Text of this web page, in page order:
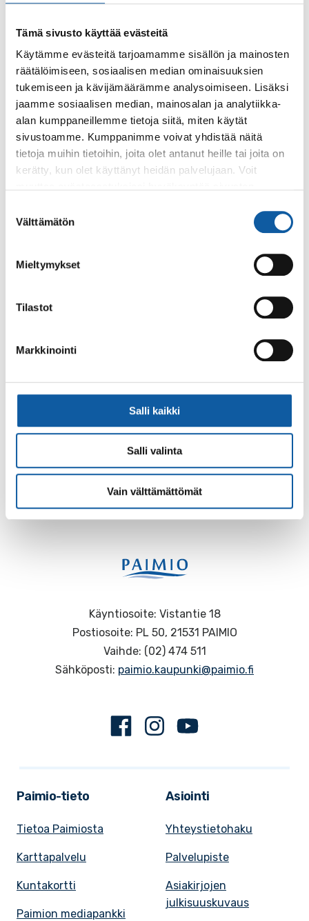
Tämä sivusto käyttää evästeitä
Käytämme evästeitä tarjoamamme sisällön ja mainosten
räätälöimiseen, sosiaalisen median ominaisuuksien
tukemiseen ja kävijämäärämme analysoimiseen. Lisäksi
jaamme sosiaalisen median, mainosalan ja analytiikka-
alan kumppaneillemme tietoja siitä, miten käytät
sivustoamme. Kumppanimme voivat yhdistää näitä
tietoja muihin tietoihin, joita olet antanut heille tai joita on
kerätty, kun olet käyttänyt heidän palvelujaan. Voit
valinta
Välttämätön
Mieltymykset
Tilastot
Markkinointi
Salli kaikki
Salli valinta
Vain välttämättömät
Sisäliikuntahalli
Oinilan päiväkodin liikuntasali
Kurssipaikat Sauvossa
Sauvon työväentalo
Vahtisten entinen koulu
Kallioranta
Palaute
Käyntiosoite: Vistantie 18
Postiosoite: PL 50, 21531 PAIMIO
Vaihde: (02) 474 511
Sähköposti: paimio.kaupunki@paimio.fi
FacebookInstagram
Paimio-tieto
Tietoa Paimiosta
Karttapalvelu
Kuntakortti
Paimion mediapankki
Asiointi
Yhteystietohaku
Palvelupiste
Asiakirjojen
julkisuuskuvaus